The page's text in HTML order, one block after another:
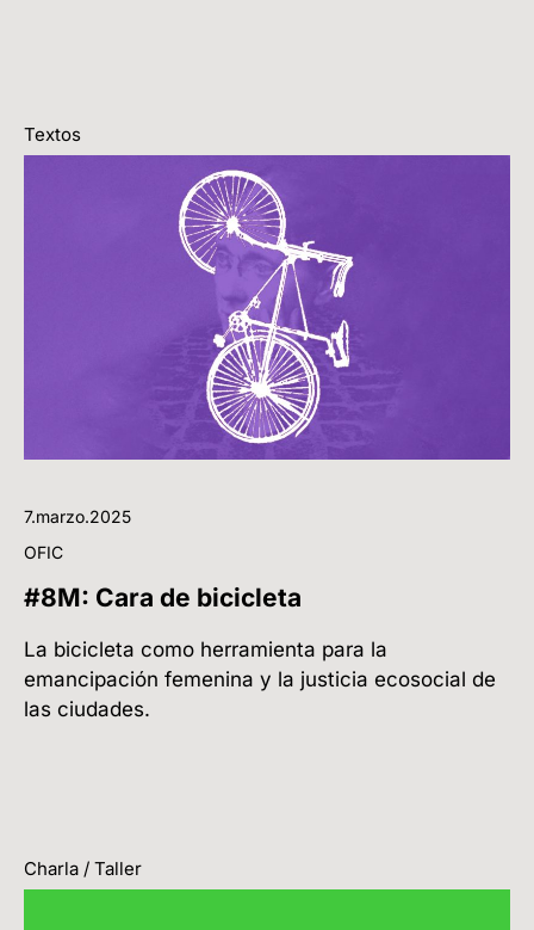
Textos
7.marzo.2025
OFIC
#8M: Cara de bicicleta
La bicicleta como herramienta para la
emancipación femenina y la justicia ecosocial de
las ciudades.
Charla / Taller